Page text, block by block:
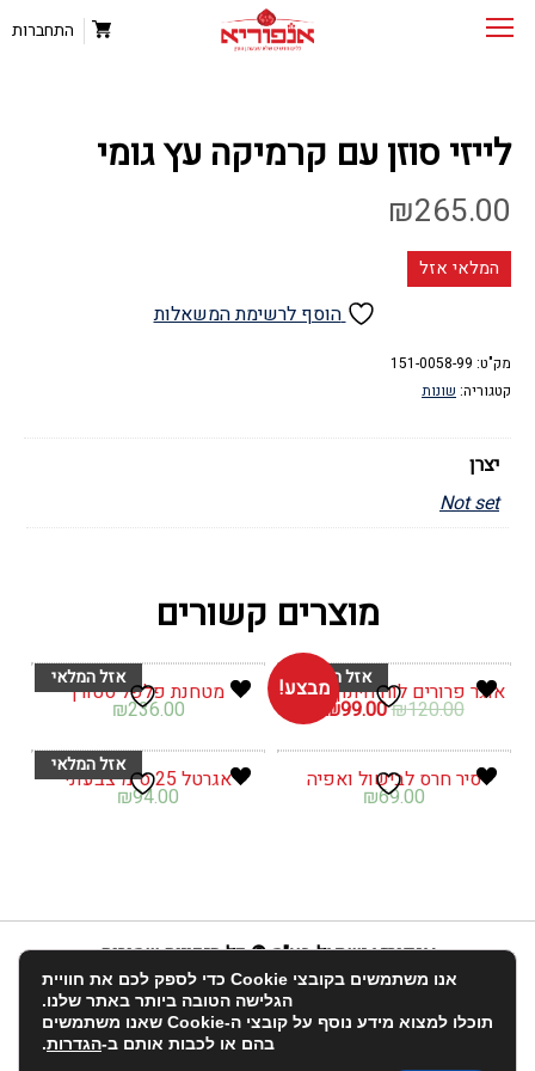
התחברות
לייזי סוזן עם קרמיקה עץ גומי
₪265.00
המלאי אזל
הוסף לרשימת המשאלות
מק"ט: 151-0058-99
קטגוריה: שונות
יצרן
Not set
מוצרים קשורים
מבצע!
אוגר פרורים לוח חיתוך ללחם
₪120.00 המחיר
המקורי
היה:
₪120.00.
₪99.00 המחיר
הנוכחי
הוא:
₪99.00.
מטחנת פלפל סטורן
₪236.00
סיר חרס לבישול ואפיה
₪69.00
אגרטל 25 ס"מ צבעוני
₪94.00
אנפוריא ישראל בע"מ © כל הזכויות שמורות
03-683-2022
info@enforia.co.il
אודות
תקנון ושאלות הצהרת נגישות
החשבון שלי
אנו משתמשים בקובצי Cookie כדי לספק לכם את חוויית
הגלישה הטובה ביותר באתר שלנו.
תוכלו למצוא מידע נוסף על קובצי ה-Cookie שאנו משתמשים
בהם או לכבות אותם ב-הגדרות.